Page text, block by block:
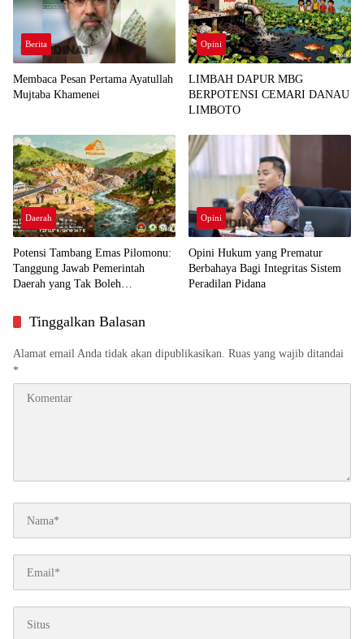
Berita
Membaca Pesan Pertama Ayatullah
Mujtaba Khamenei
Opini
LIMBAH DAPUR MBG
BERPOTENSI CEMARI DANAU
LIMBOTO
Daerah
Potensi Tambang Emas Pilomonu:
Tanggung Jawab Pemerintah
Daerah yang Tak Boleh
Opini
Opini Hukum yang Prematur
Berbahaya Bagi Integritas Sistem
Peradilan Pidana
Tinggalkan Balasan
Alamat email Anda tidak akan dipublikasikan. Ruas yang wajib ditandai
*